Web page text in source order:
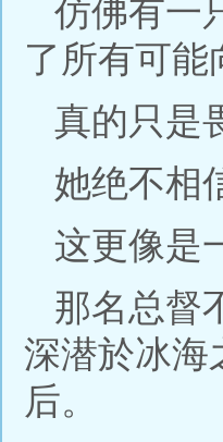
仿佛有一
了所有可能
真的只是
她绝不相
这更像是
那名总督
深潜於冰海
后。